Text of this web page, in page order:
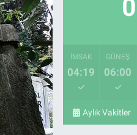
İMSAK
04:19
GÜNEŞ
06:00
Aylık Vakitler